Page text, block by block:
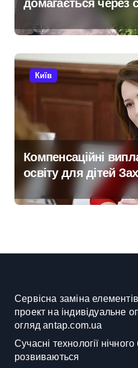
домагається через
анулювання прав
на фіктивну
Києва
Київ
Компенсаційні
освіту для дітей
Києві: умови
тисяч гривень і
Сервісна заміна
проект на індивідуальне
огляд antap.com.ua
Сучасні технології
розвиваються